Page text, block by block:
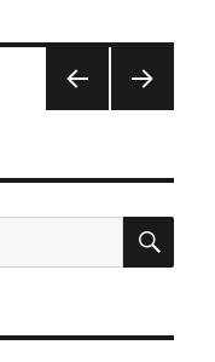
STR
ONA
STR
ONA